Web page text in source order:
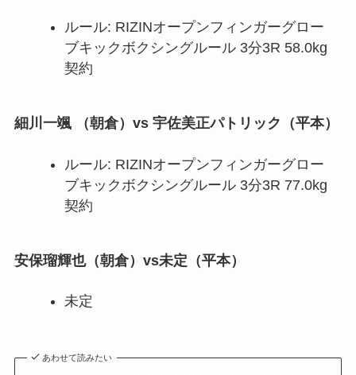
ルール: RIZINオープンフィンガーグロー
ブキックボクシングルール 3分3R 58.0kg
契約
細川一颯 （朝倉）vs 宇佐美正パトリック（平本）
ルール: RIZINオープンフィンガーグロー
ブキックボクシングルール 3分3R 77.0kg
契約
安保瑠輝也（朝倉）vs未定（平本）
未定
あわせて読みたい